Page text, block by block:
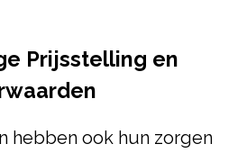
Prijsstelling en
hebben ook hun zorgen